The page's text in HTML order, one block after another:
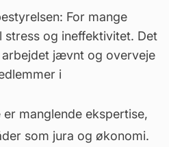
For mange
stress og ineffektivitet. Det
jævnt og overveje
i
manglende ekspertise,
som jura og økonomi.